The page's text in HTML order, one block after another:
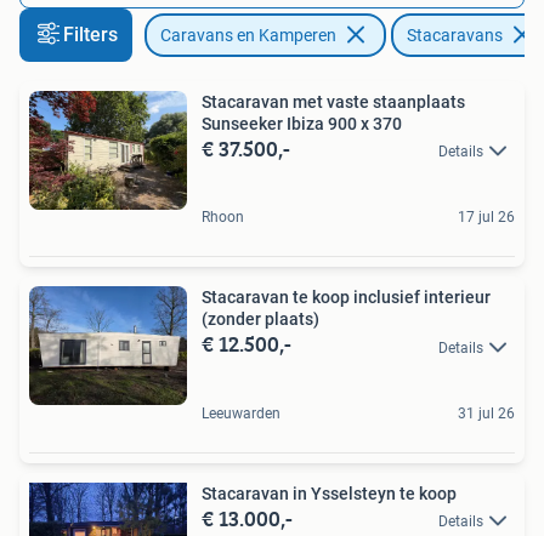
Filters Caravans en Kamperen Stacaravans
Stacaravan met vaste staanplaats
Sunseeker Ibiza 900 x 370
€ 37.500,- Details
Rhoon 17 jul 26
Stacaravan te koop inclusief interieur
(zonder plaats)
€ 12.500,- Details
Leeuwarden 31 jul 26
Stacaravan in Ysselsteyn te koop
€ 13.000,- Details